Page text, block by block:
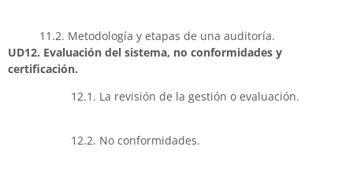
11.2. Metodología y etapas de una auditoría.
UD12. Evaluación del sistema, no conformidades y
certificación.
12.1. La revisión de la gestión o evaluación.
12.2. No conformidades.